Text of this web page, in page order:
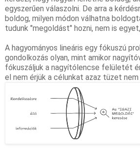
egyszerűen válaszolni. De arra a
boldog, milyen módon válhatna
tudunk "megoldást" hozni, nem is
gondolkozás olyan, mint amikor
fókuszáljuk a nagyítólencse felületét
el nem érjük a célunkat azaz tüzet